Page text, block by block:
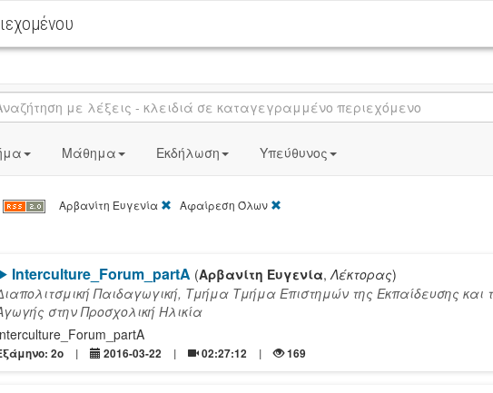
Μάθημα Εκδήλωση Υπεύθυνος
Αρβανίτη Ευγενία [X]Αφαίρεση Όλων [X]
[Play]
Interculture_Forum_partA (Αρβανίτη Ευγενία,Λέκτορας)
Παιδαγωγική, Τμήμα Τμήμα Επιστημών της Εκπαίδευσης και
στην Προσχολική Ηλικία
2o 2016-03-22 02:27:12 169